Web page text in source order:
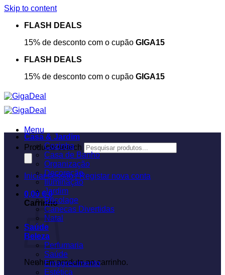
Skip to content
FLASH DEALS
15% de desconto com o cupão GIGA15
FLASH DEALS
15% de desconto com o cupão GIGA15
Menu
Products search
Iniciar sessão / Registar nova conta
0,00 € 0
Carrinho
Nenhum produto no carrinho.
Casa & Jardim
Cozinha
Casa de Banho
Organização
Decoração
Iluminação
Jardim
Bricolage
Canecas Divertidas
Natal
Saúde
Beleza
Perfumaria
Saúde
Emagrecimento
Estética